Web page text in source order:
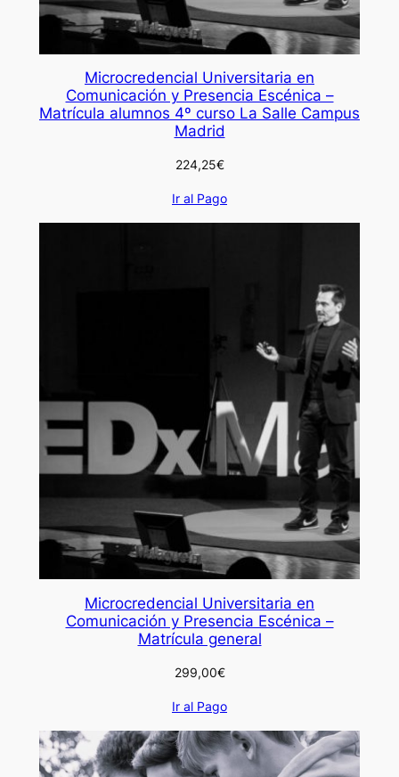
Microcredencial Universitaria en
Comunicación y Presencia Escénica –
Matrícula alumnos 4º curso La Salle Campus
Madrid
224,25€
Ir al Pago
Microcredencial Universitaria en
Comunicación y Presencia Escénica –
Matrícula general
299,00€
Ir al Pago